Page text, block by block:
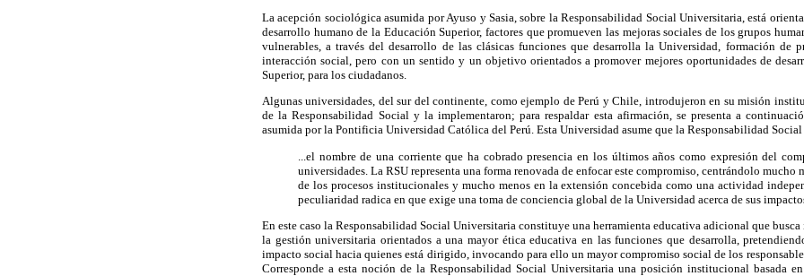
La acepción sociológica asumida por Ayuso y Sasia, sobre la Responsabilidad Social Universitaria, está
desarrollo humano de la Educación Superior, factores que promueven las mejoras sociales de los grupos
vulnerables, a través del desarrollo de las clásicas funciones que desarrolla la Universidad, formación de
interacción social, pero con un sentido y un objetivo orientados a promover mejores oportunidades de
Superior, para los ciudadanos.
Algunas universidades, del sur del continente, como ejemplo de Perú y Chile, introdujeron en su misión
de la Responsabilidad Social y la implementaron; para respaldar esta afirmación, se presenta a
asumida por la Pontificia Universidad Católica del Perú. Esta Universidad asume que la Responsabilidad
...el nombre de una corriente que ha cobrado presencia en los últimos años como expresión del
universidades. La RSU representa una forma renovada de enfocar este compromiso, centrándolo mucho
de los procesos institucionales y mucho menos en la extensión concebida como una actividad
peculiaridad radica en que exige una toma de conciencia global de la Universidad acerca de sus
En este caso la Responsabilidad Social Universitaria constituye una herramienta educativa adicional que busca
la gestión universitaria orientados a una mayor ética educativa en las funciones que desarrolla,
impacto social hacia quienes está dirigido, invocando para ello un mayor compromiso social de los
Corresponde a esta noción de la Responsabilidad Social Universitaria una posición institucional basada